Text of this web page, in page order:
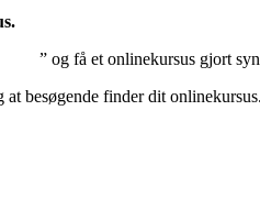
” og få et onlinekursus gjort
besøgende finder dit onlinekursus.